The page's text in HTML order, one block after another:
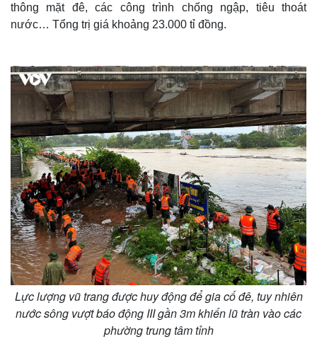
Thế giới
Hồ sơ
Multimedia
E-Magazine
Infographic
thông mặt đê, các công trình chống ngập, tiêu thoát
nước… Tổng trị giá khoảng 23.000 tỉ đồng.
Lực lượng vũ trang được huy động để gia cố đê, tuy nhiên
nước sông vượt báo động III gần 3m khiến lũ tràn vào các
phường trung tâm tỉnh